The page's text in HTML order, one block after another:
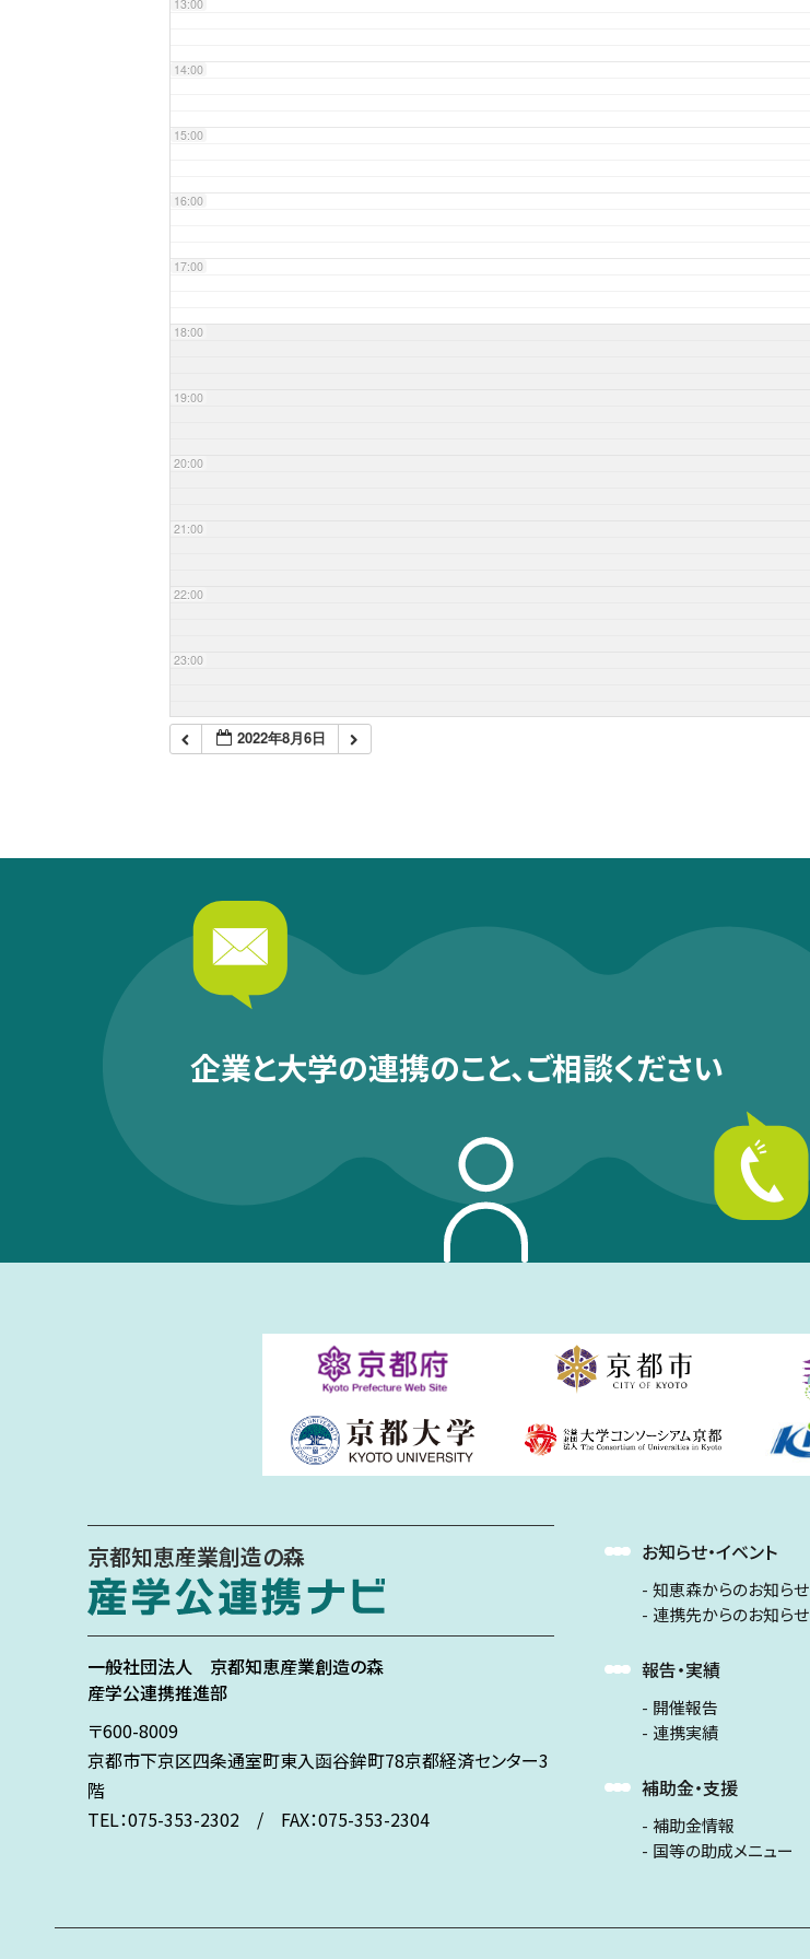
13:00
14:00
15:00
16:00
17:00
18:00
19:00
20:00
21:00
22:00
23:00
2022年8月6日
企業と大学の連携のこと、ご相談ください
京都知恵産業創造の森
一般社団法人 京都知恵産業創造の森
産学公連携推進部
〒600-8009
京都市下京区四条通室町東入函谷鉾町78京都経済センター3
階
TEL：075-353-2302 / FAX：075-353-2304
お知らせ・イベント
知恵森からのお知らせ
連携先からのお知らせ
報告・実績
開催報告
連携実績
補助金・支援
補助金情報
国等の助成メニュー